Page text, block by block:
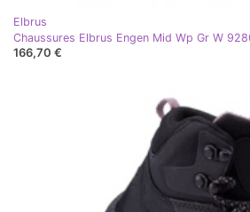
Elbrus
Chaussures Elbrus Engen Mid Wp Gr W
166,70 €